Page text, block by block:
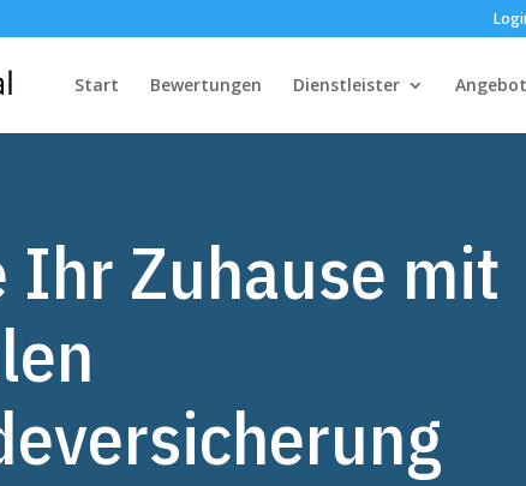
Start Bewertungen Dienstleister
Ihr Zuhause mit